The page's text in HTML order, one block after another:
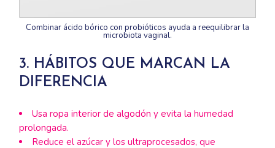
Combinar ácido bórico con probióticos ayuda a reequilibrar la
microbiota vaginal.
3. HÁBITOS QUE MARCAN LA
DIFERENCIA
Usa ropa interior de algodón y evita la humedad
prolongada.
Reduce el azúcar y los ultraprocesados, que